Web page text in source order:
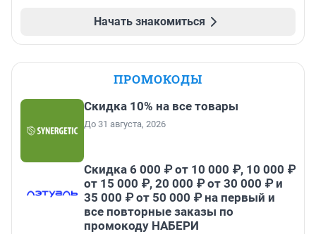
Начать знакомиться
ПРОМОКОДЫ
Скидка 10% на все товары
До 31 августа, 2026
Скидка 6 000 ₽ от 10 000 ₽, 10 000 ₽
от 15 000 ₽, 20 000 ₽ от 30 000 ₽ и
35 000 ₽ от 50 000 ₽ на первый и
все повторные заказы по
промокоду НАБЕРИ